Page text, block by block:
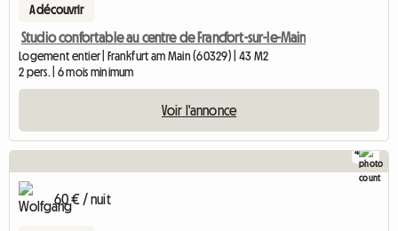
A découvrir
Studio confortable au centre de Francfort-sur-le-Main
Logement entier | Frankfurt am Main (60329) | 43 M2
2 pers. | 6 mois minimum
Voir l'annonce
4
60 € / nuit